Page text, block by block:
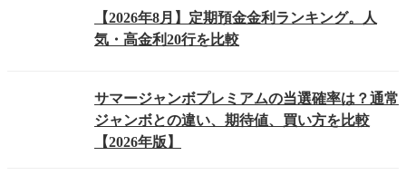
【2026年8月】定期預金金利ランキング。人
気・高金利20行を比較
サマージャンボプレミアムの当選確率は？通常
ジャンボとの違い、期待値、買い方を比較
【2026年版】